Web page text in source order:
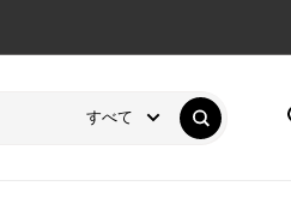
すべて